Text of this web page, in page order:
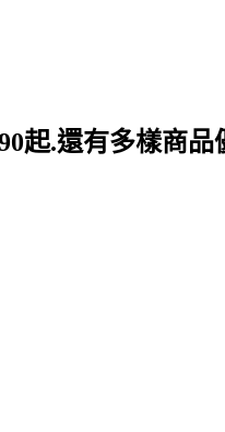
起.還有多樣商